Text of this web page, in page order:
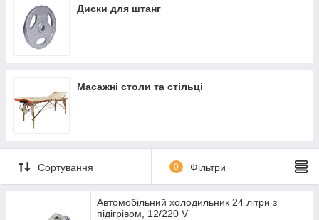
Диски для штанг
Масажні столи та стільці
Сортування 0 Фільтри
Автомобільний холодильник 24 літри з
підігрівом, 12/220 V